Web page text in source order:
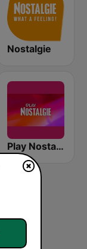
Nostalgie
Play Nostalgie Vlaanderen